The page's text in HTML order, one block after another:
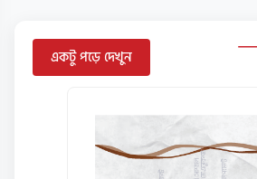
একটু পড়ে দেখুন